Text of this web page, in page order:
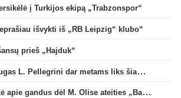
į Turkijos ekipą „Trabzonspor“
išvykti iš „RB Leipzig“ klubo“
prieš „Hajduk“
Ilgametis Roma“ saugas L. Pellegrini dar metams liks šiame klube
V. Kompany pasisakė apie gandus dėl M. Olise ateities „Bayern“ gretose